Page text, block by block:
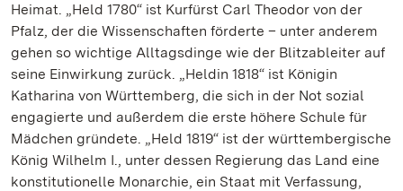
Heimat. „Held 1780“ ist Kurfürst Carl Theodor von der
Pfalz, der die Wissenschaften förderte – unter anderem
gehen so wichtige Alltagsdinge wie der Blitzableiter auf
seine Einwirkung zurück. „Heldin 1818“ ist Königin
Katharina von Württemberg, die sich in der Not sozial
engagierte und außerdem die erste höhere Schule für
Mädchen gründete. „Held 1819“ ist der württembergische
König Wilhelm I., unter dessen Regierung das Land eine
konstitutionelle Monarchie, ein Staat mit Verfassung,